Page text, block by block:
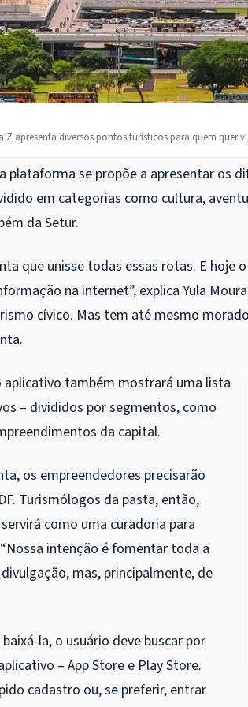
Z apresenta diversos pontos turísticos para quem quer
plataforma se propõe a apresentar os
em categorias como cultura,
da Setur.
que unisse todas essas rotas. E hoje
na internet”, explica Yula
cívico. Mas tem até mesmo
também mostrará uma lista
– divididos por segmentos, como
da capital.
os empreendedores precisarão
Turismólogos da pasta, então,
como uma curadoria para
intenção é fomentar toda a
mas, principalmente, de
la, o usuário deve buscar por
– App Store e Play Store.
cadastro ou, se preferir, entrar